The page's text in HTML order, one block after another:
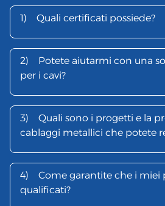
1) Quali certificati possiede?
2)
Potete aiutarmi con una
per i cavi?
3)
Quali sono i progetti e la
cablaggi metallici che potete
4)
Come garantite che i miei
qualificati?